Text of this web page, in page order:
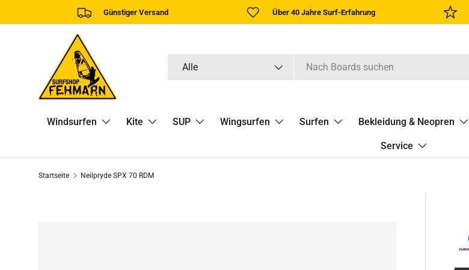
DIREKT ZUM INHALT
Günstiger Versand Über 40 Jahre Surf-Erfahrung
Alle
Windsurfen Kite SUP Wingsurfen Surfen Bekleidung & Neopren
Service
Startseite Neilpryde SPX 70 RDM